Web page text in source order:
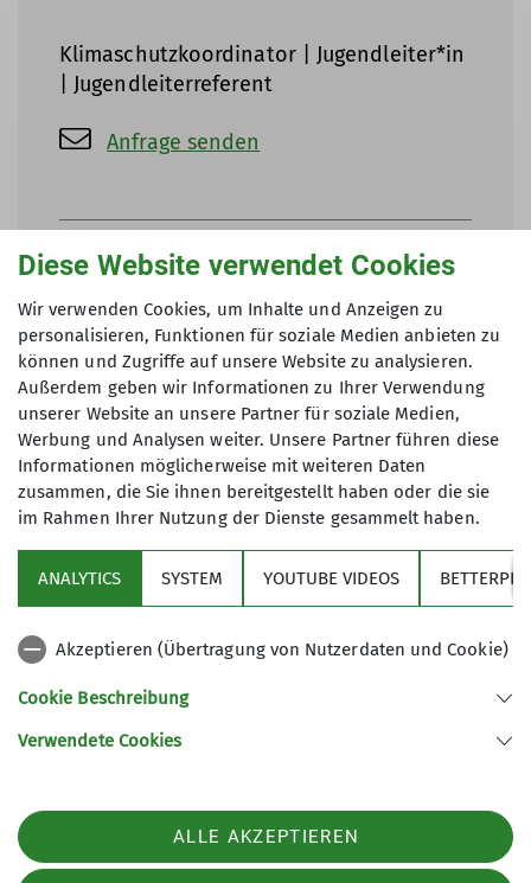
Klimaschutzkoordinator | Jugendleiter*in
| Jugendleiterreferent
Anfrage senden
Qualifikationen
Trainer*in C Bergwandern
Aktuelles
DAV
82380 Peißenberg
Telefon +4988035775
Diese Website verwendet Cookies
Wir verwenden Cookies, um Inhalte und Anzeigen zu
personalisieren, Funktionen für soziale Medien anbieten zu
können und Zugriffe auf unsere Website zu analysieren.
Außerdem geben wir Informationen zu Ihrer Verwendung
unserer Website an unsere Partner für soziale Medien,
Werbung und Analysen weiter. Unsere Partner führen diese
Informationen möglicherweise mit weiteren Daten
zusammen, die Sie ihnen bereitgestellt haben oder die sie
im Rahmen Ihrer Nutzung der Dienste gesammelt haben.
ANALYTICS SYSTEM YOUTUBE VIDEOS
Akzeptieren (Übertragung von Nutzerdaten und Cookie)
Cookie Beschreibung
Verwendete Cookies
ALLE AKZEPTIEREN